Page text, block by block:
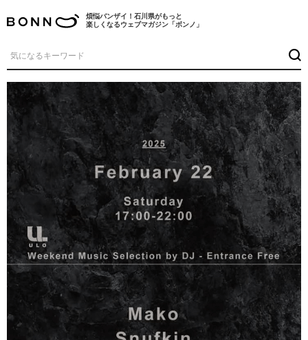
煩悩バンザイ！石川県がもっと
楽しくなるウェブマガジン「ボンノ」